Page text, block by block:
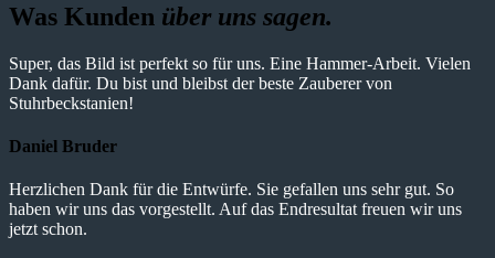
Was Kunden über uns sagen.
Super, das Bild ist perfekt so für uns. Eine Hammer-Arbeit. Vielen
Dank dafür. Du bist und bleibst der beste Zauberer von
Stuhrbeckstanien!
Daniel Bruder
Herzlichen Dank für die Entwürfe. Sie gefallen uns sehr gut. So
haben wir uns das vorgestellt. Auf das Endresultat freuen wir uns
jetzt schon.